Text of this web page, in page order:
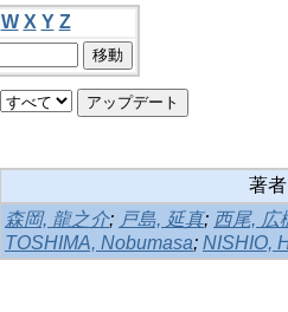
W X Y Z
著者
森岡, 龍之介; 戸島, 延真; 西尾, 広
TOSHIMA, Nobumasa; NISHIO,